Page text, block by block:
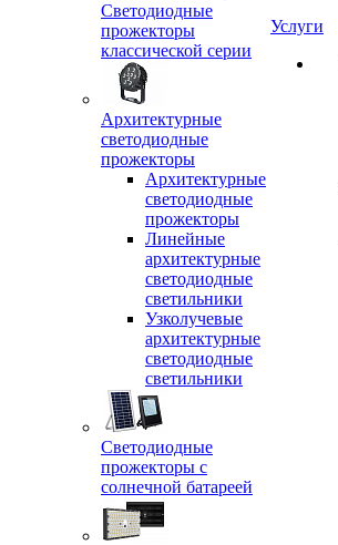
Светодиодные
прожекторы
классической серии
Архитектурные
светодиодные
прожекторы
Архитектурные
светодиодные
прожекторы
Линейные
архитектурные
светодиодные
светильники
Узколучевые
архитектурные
светодиодные
светильники
Светодиодные
прожекторы с
солнечной батареей
Услуги